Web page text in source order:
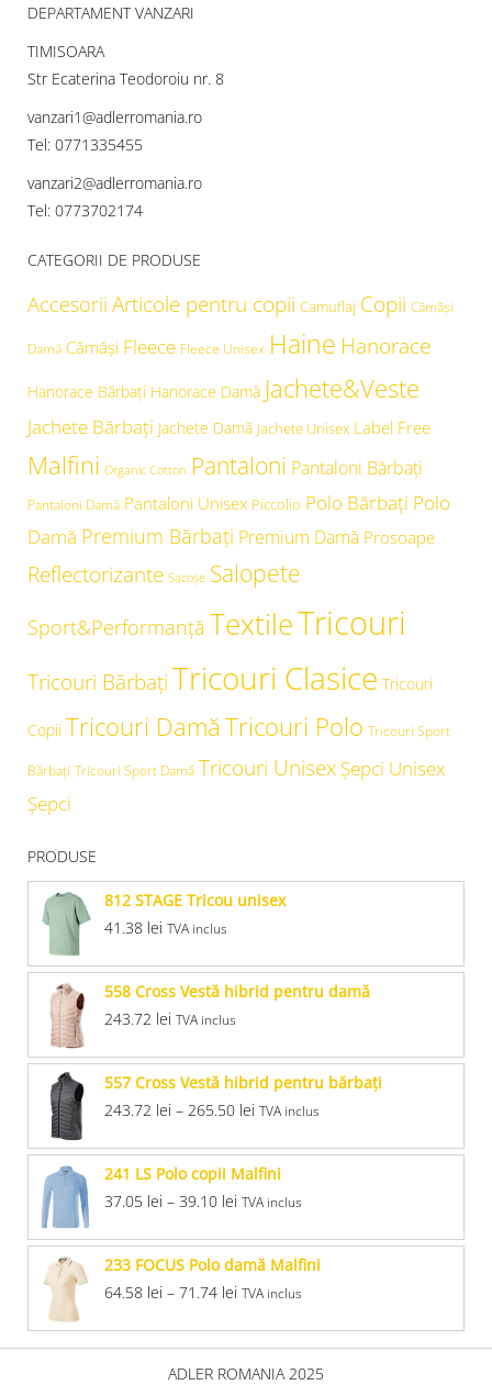
DEPARTAMENT VANZARI
TIMISOARA
Str Ecaterina Teodoroiu nr. 8
vanzari1@adlerromania.ro
Tel: 0771335455
vanzari2@adlerromania.ro
Tel: 0773702174
CATEGORII DE PRODUSE
Accesorii Articole pentru copii Camuflaj Copii Cămăşi
Damă Cămăși Fleece Fleece Unisex Haine Hanorace
Hanorace Bărbați Hanorace Damă Jachete&Veste
Jachete Bărbați Jachete Damă Jachete Unisex Label Free
Malfini Organic Cotton Pantaloni Pantaloni Bărbați
Pantaloni Damă Pantaloni Unisex Piccolio Polo Bărbați Polo
Damă Premium Bărbați Premium Damă Prosoape
Reflectorizante Sacoșe Salopete
Sport&Performanță TextileTricouri
Tricouri BărbațiTricouri Clasice Tricouri
Copii Tricouri Damă Tricouri Polo Tricouri Sport
Bărbați Tricouri Sport Damă Tricouri Unisex Şepci Unisex
Șepci
PRODUSE
812 STAGE Tricou unisex
41.38 lei TVA inclus
558 Cross Vestă hibrid pentru damă
243.72 lei TVA inclus
557 Cross Vestă hibrid pentru bărbaţi
243.72 lei – 265.50 lei TVA inclus
241 LS Polo copii Malfini
37.05 lei – 39.10 lei TVA inclus
233 FOCUS Polo damă Malfini
64.58 lei – 71.74 lei TVA inclus
ADLER ROMANIA 2025